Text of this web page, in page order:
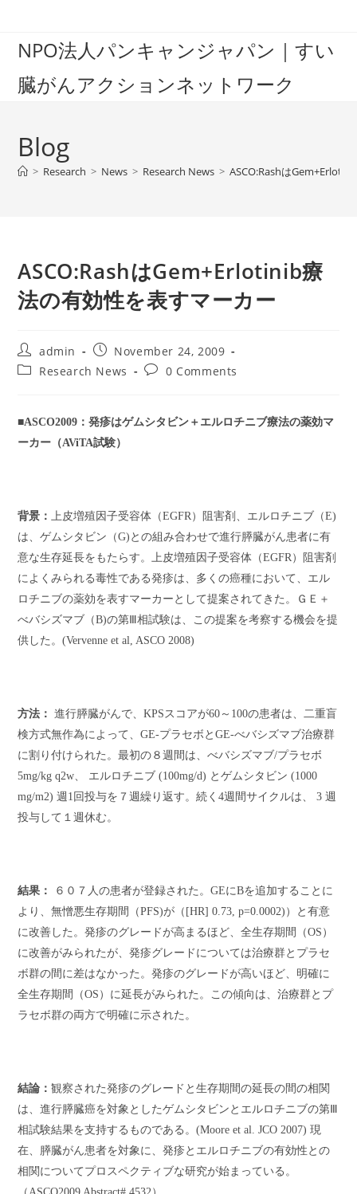
contentNPO法人パンキャンジャパン｜すい
臓がんアクションネットワーク
Blog
> Research > News > Research News > ASCO:Rashは
ASCO:RashはGem+Erlotinib療
法の有効性を表すマーカー
Post
author:
admin
Post
published:
November 24, 2009
PostResearch News
Post0 Comments
■ASCO2009 ：発疹はゲムシタビン＋エルロチニブ療法の薬効マ
ーカー（AViTA試験）
背景：上皮増殖因子受容体（EGFR）阻害剤、エルロチニブ（E)
は、ゲムシタビン（G) との組み合わせで進行膵臓がん患者に有
意な生存延長をもたらす。上皮増殖因子受容体（EGFR）阻害剤
によくみられる毒性である発疹は、多くの癌種において、エル
ロチニブの薬効を表すマーカーとして提案されてきた。ＧＥ＋
べバシズマブ（B)の第 Ⅲ相試験は、この提案を考察する機会を提
供した。(Vervenne et al, ASCO 2008)
方法：進行膵臓がんで、KPSスコアが60 ～ 100の患者は、二重盲
検方式無作為によって、GE-プラセボとGE-べバシズマブ治療群
に割り付けられた。最初の８週間は、べバシズマブ/プラセボ
5mg/kg q2w、 エルロチニブ(100mg/d) とゲムシタビン(1000
mg/m2)週 1 回投与を７週繰り返す。続く4週間サイクルは、3週
投与して１週休む。
結果： ６０７人の患者が登録された。GEにBを追加することに
より、無憎悪生存期間（PFS)が（ [HR] 0.73, p=0.0002) ）と有意
に改善した。発疹のグレードが高まるほど、全生存期間（OS ）
に改善がみられたが、発疹グレードについては治療群とプラセ
ボ群の間に差はなかった。発疹のグレードが高いほど、明確に
全生存期間（OS ）に延長がみられた。この傾向は、治療群とプ
ラセボ群の両方で明確に示された。
結論：観察された発疹のグレードと生存期間の延長の間の相関
は、進行膵臓癌を対象としたゲムシタビンとエルロチニブの第
相試験結果を支持するものである。(Moore et al. JCO 2007) 現
在、膵臓がん患者を対象に、発疹とエルロチニブの有効性との
相関についてプロスペクティブな研究が始まっている。